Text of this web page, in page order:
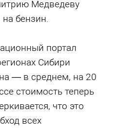
Медведеву
бензин.
портал
Сибири
— в среднем, на 20
стоимость теперь
что это
всех